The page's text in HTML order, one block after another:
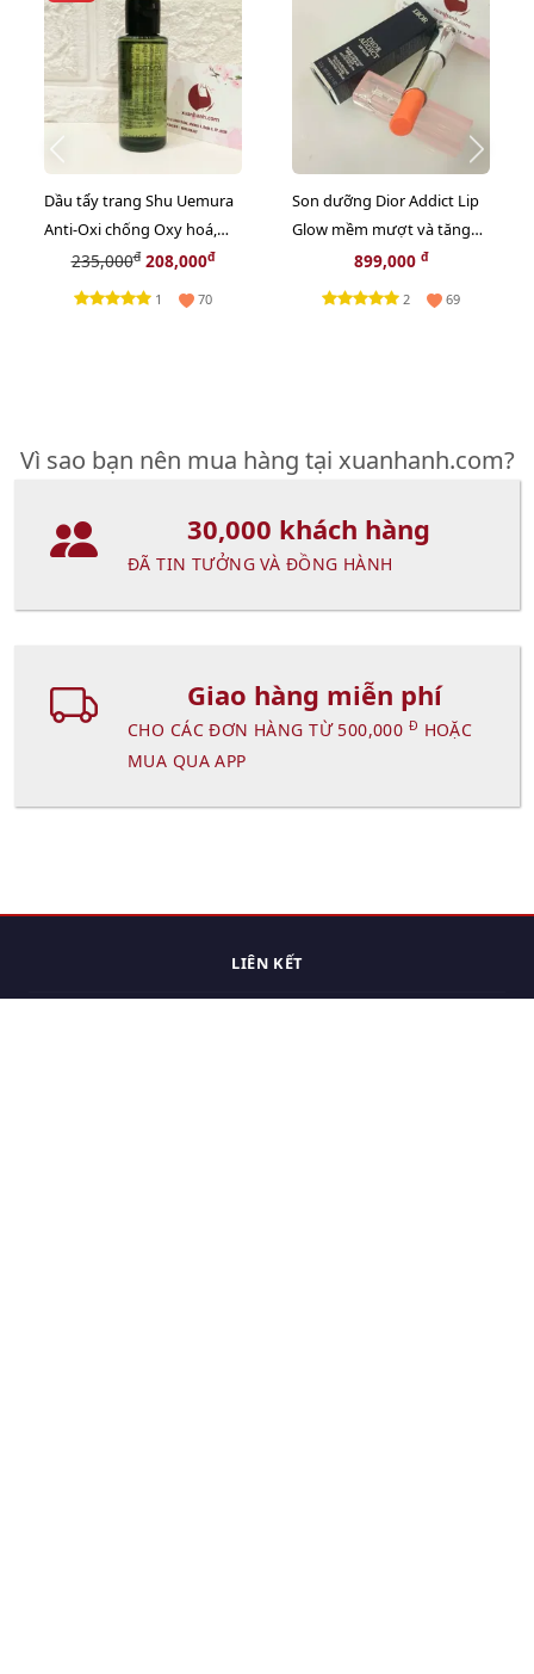
Dầu tẩy trang Shu Uemura
Anti-Oxi chống Oxy hoá,
giảm xỉn màu da - 50ml
235,000đ208,000đ
1 70
Son dưỡng Dior Addict Lip
Glow mềm mượt và tăng
sắc môi, #004 Coral - cam tự
nhiên (New)
899,000 đ
2 69
Vì sao bạn nên mua hàng tại xuanhanh.com?
30,000 khách hàng
ĐÃ TIN TƯỞNG VÀ ĐỒNG HÀNH
Giao hàng miễn phí
CHO CÁC ĐƠN HÀNG TỪ 500,000 Đ HOẶC
MUA QUA APP
LIÊN KẾT